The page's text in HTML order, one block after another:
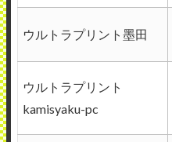
ウルトラプリント墨田
ウルトラプリント
kamisyaku-pc